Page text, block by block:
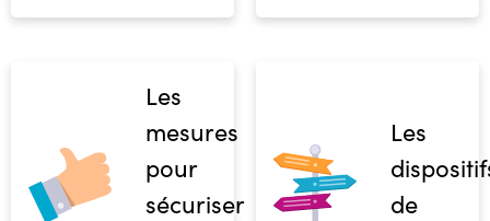
Les
mesures
pour
sécuriser
Les
de